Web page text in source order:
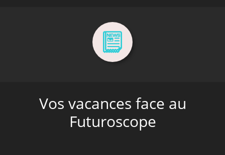
Vos vacances face au
Futuroscope